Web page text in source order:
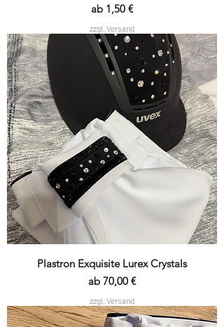
ab 1,50 €
Sale-Preis
zzgl. Versand
Plastron Exquisite Lurex Crystals
ab 70,00 €
Sale-Preis
zzgl. Versand